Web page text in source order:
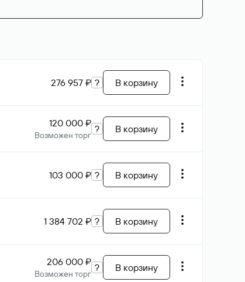
276 957 ₽ ? В корзину
120 000 ₽
Возможен торг
? В корзину
103 000 ₽ ? В корзину
1 384 702 ₽ ? В корзину
206 000 ₽
Возможен торг
? В корзину